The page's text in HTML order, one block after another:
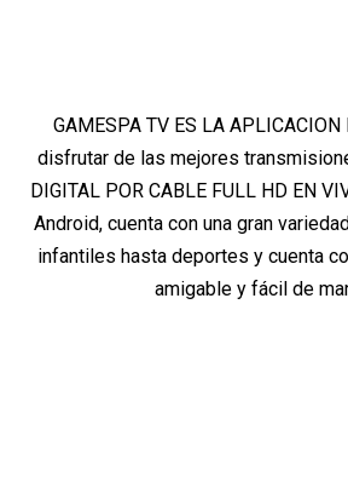
GAMESPA TV ES LA
disfrutar de las mejores
DIGITAL POR CABLE FULL HD EN
Android, cuenta con una gran
infantiles hasta deportes y cuenta
amigable y fácil de